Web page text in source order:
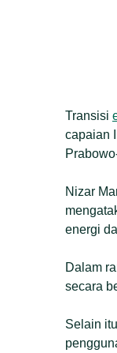
Transisi
capaian
Nizar
energi
Dalam
secara
Selain